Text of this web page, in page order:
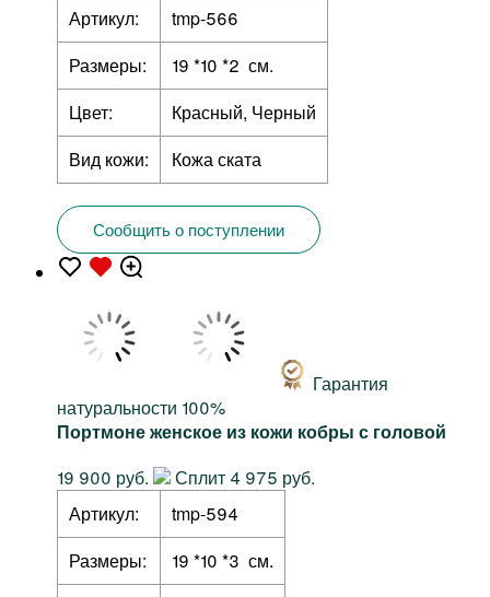
Артикул:
tmp-566
Размеры:
19 *10 *2 см.
Цвет:
Красный, Черный
Вид кожи:
Кожа ската
Сообщить о поступлении
Гарантия
натуральности 100%
Портмоне женское из кожи кобры с головой
19 900 руб.
Сплит 4 975 руб.
Артикул:
tmp-594
Размеры:
19 *10 *3 см.